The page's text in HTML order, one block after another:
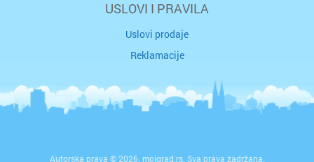
USLOVI I PRAVILA
Uslovi prodaje
Reklamacije
Autorska prava © 2026. mojgrad.rs. Sva prava zadržana.